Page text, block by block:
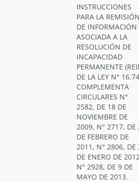
INSTRUCCIONES
PARA LA
DE INFORMACIÓN
ASOCIADA A LA
RESOLUCIÓN DE
INCAPACIDAD
PERMANENTE
DE LA LEY N°
COMPLEMENTA
CIRCULARES N°
2582, DE 18 DE
NOVIEMBRE DE
2009, N° 2717, DE
DE FEBRERO DE
2011, N° 2806, DE
DE ENERO DE
N° 2928, DE 9 DE
MAYO DE 2013.